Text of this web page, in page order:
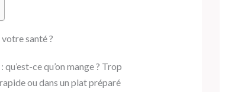
santé ?
ce qu’on mange ? Trop
ou dans un plat préparé